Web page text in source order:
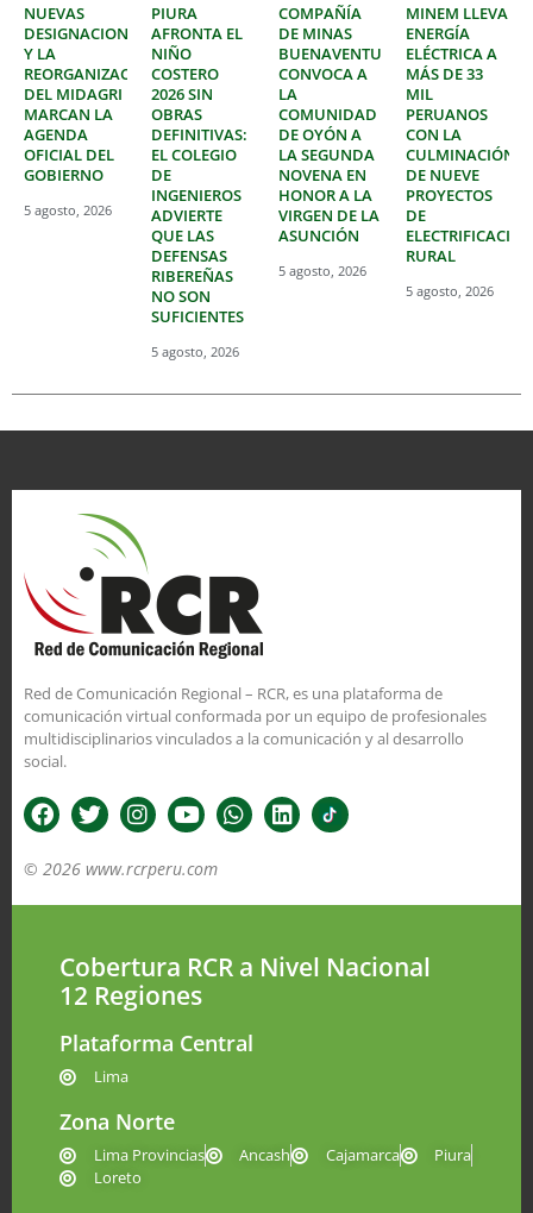
NUEVAS
DESIGNACIONES
Y LA
REORGANIZACIÓN
DEL MIDAGRI
MARCAN LA
AGENDA
OFICIAL DEL
GOBIERNO
5 agosto, 2026
PIURA
AFRONTA EL
NIÑO
COSTERO
2026 SIN
OBRAS
DEFINITIVAS:
EL COLEGIO
DE
INGENIEROS
ADVIERTE
QUE LAS
DEFENSAS
RIBEREÑAS
NO SON
SUFICIENTES
5 agosto, 2026
COMPAÑÍA
DE MINAS
BUENAVENTURA
CONVOCA A
LA
COMUNIDAD
DE OYÓN A
LA SEGUNDA
NOVENA EN
HONOR A LA
VIRGEN DE LA
ASUNCIÓN
5 agosto, 2026
MINEM LLEVA
ENERGÍA
ELÉCTRICA A
MÁS DE 33
MIL
PERUANOS
CON LA
CULMINACIÓN
DE NUEVE
PROYECTOS
DE
ELECTRIFICACIÓN
RURAL
5 agosto, 2026
Red de Comunicación Regional – RCR, es una plataforma de
comunicación virtual conformada por un equipo de profesionales
multidisciplinarios vinculados a la comunicación y al desarrollo
social.
© 2026 www.rcrperu.com
Cobertura RCR a Nivel Nacional
12 Regiones
Plataforma Central
Lima
Zona Norte
Lima Provincias Ancash Cajamarca
Piura
Loreto